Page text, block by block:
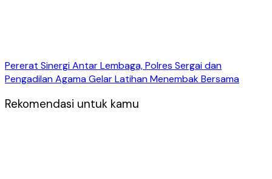
Pererat Sinergi Antar Lembaga, Polres Sergai dan
Pengadilan Agama Gelar Latihan Menembak Bersama
Rekomendasi untuk kamu